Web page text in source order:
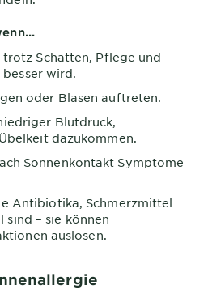
Schatten, Pflege und
wird.
oder Blasen auftreten.
Blutdruck,
dazukommen.
Sonnenkontakt Symptome
Antibiotika, Schmerzmittel
sind – sie können
auslösen.